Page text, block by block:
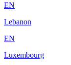
EN
Lebanon
EN
Luxembourg